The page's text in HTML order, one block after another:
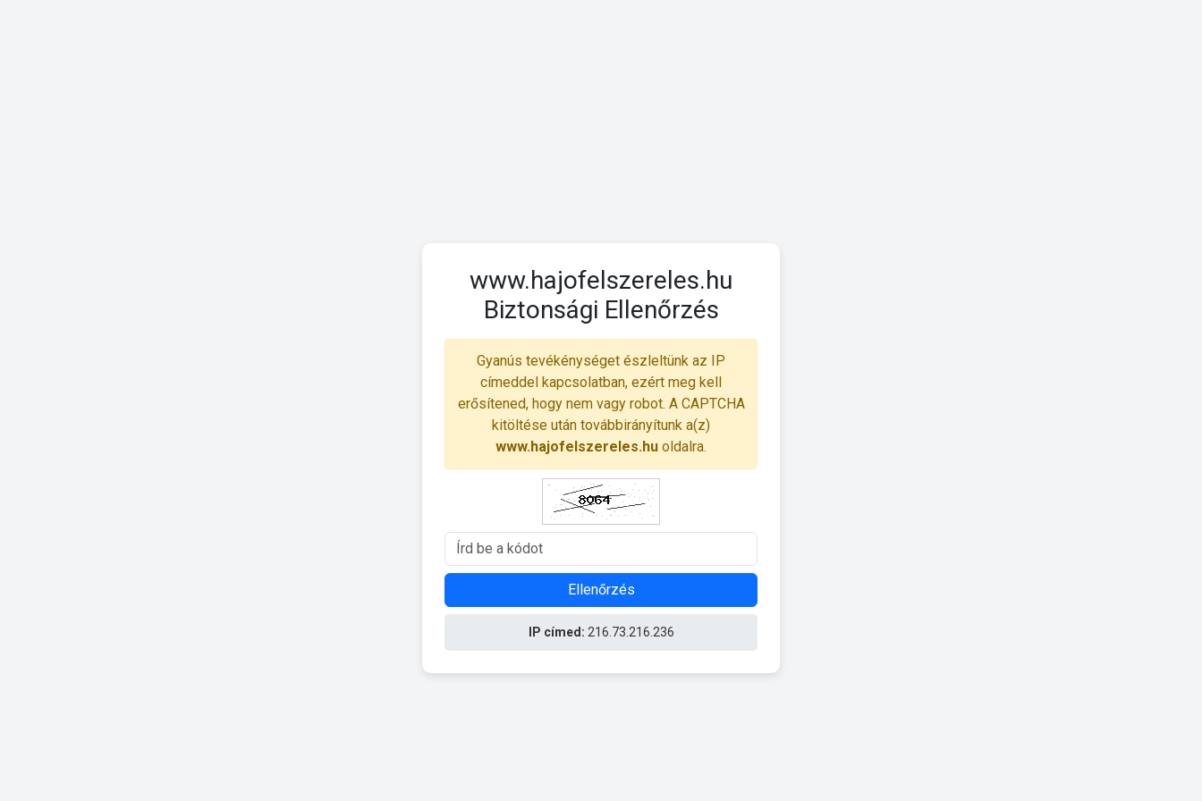
www.hajofelszereles.hu
Biztonsági Ellenőrzés
Gyanús tevékénységet észleltünk az IP
címeddel kapcsolatban, ezért meg kell
erősítened, hogy nem vagy robot. A CAPTCHA
kitöltése után továbbirányítunk a(z)
www.hajofelszereles.hu oldalra.
Ellenőrzés
IP címed: 216.73.216.236